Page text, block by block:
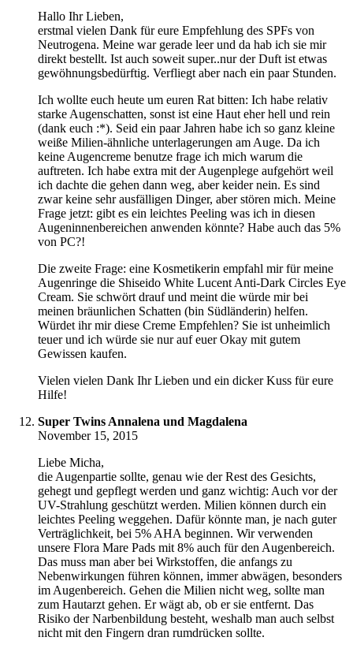
Hallo Ihr Lieben,
erstmal vielen Dank für eure Empfehlung des SPFs von
Neutrogena. Meine war gerade leer und da hab ich sie mir
direkt bestellt. Ist auch soweit super..nur der Duft ist etwas
gewöhnungsbedürftig. Verfliegt aber nach ein paar Stunden.
Ich wollte euch heute um euren Rat bitten: Ich habe relativ
starke Augenschatten, sonst ist eine Haut eher hell und rein
(dank euch :*). Seid ein paar Jahren habe ich so ganz kleine
weiße Milien-ähnliche unterlagerungen am Auge. Da ich
keine Augencreme benutze frage ich mich warum die
auftreten. Ich habe extra mit der Augenplege aufgehört weil
ich dachte die gehen dann weg, aber keider nein. Es sind
zwar keine sehr ausfälligen Dinger, aber stören mich. Meine
Frage jetzt: gibt es ein leichtes Peeling was ich in diesen
Augeninnenbereichen anwenden könnte? Habe auch das 5%
von PC?!
Die zweite Frage: eine Kosmetikerin empfahl mir für meine
Augenringe die Shiseido White Lucent Anti-Dark Circles Eye
Cream. Sie schwört drauf und meint die würde mir bei
meinen bräunlichen Schatten (bin Südländerin) helfen.
Würdet ihr mir diese Creme Empfehlen? Sie ist unheimlich
teuer und ich würde sie nur auf euer Okay mit gutem
Gewissen kaufen.
Vielen vielen Dank Ihr Lieben und ein dicker Kuss für eure
Hilfe!
Super Twins Annalena und Magdalena
November 15, 2015
Liebe Micha,
die Augenpartie sollte, genau wie der Rest des Gesichts,
gehegt und gepflegt werden und ganz wichtig: Auch vor der
UV-Strahlung geschützt werden. Milien können durch ein
leichtes Peeling weggehen. Dafür könnte man, je nach guter
Verträglichkeit, bei 5% AHA beginnen. Wir verwenden
unsere Flora Mare Pads mit 8% auch für den Augenbereich.
Das muss man aber bei Wirkstoffen, die anfangs zu
Nebenwirkungen führen können, immer abwägen, besonders
im Augenbereich. Gehen die Milien nicht weg, sollte man
zum Hautarzt gehen. Er wägt ab, ob er sie entfernt. Das
Risiko der Narbenbildung besteht, weshalb man auch selbst
nicht mit den Fingern dran rumdrücken sollte.